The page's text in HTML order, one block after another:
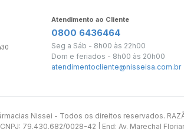
Atendimento ao Cliente
0800 6436464
Seg a Sáb - 8h00 às 22h00
Dom e feriados - 8h00 às 20h00
atendimentocliente@nisseisa.com.br
Nissei - Todos os direitos reservados.
|CNPJ: 79.430.682/0028-42 | End: Av. Marechal